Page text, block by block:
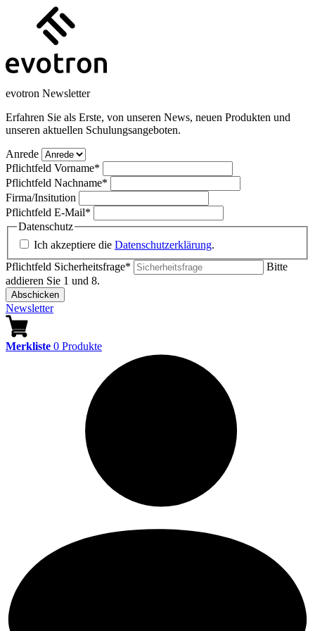
evotron Newsletter
Erfahren Sie als Erste, von unseren News, neuen Produkten und
unseren aktuellen Schulungsangeboten.
Anrede
Pflichtfeld Vorname*
Pflichtfeld Nachname*
Firma/Insitution
Pflichtfeld E-Mail*
Datenschutz
Ich akzeptiere die Datenschutzerklärung.
Pflichtfeld Sicherheitsfrage*
Bitte
addieren Sie 1 und 8.
Abschicken
Newsletter
Merkliste 0 Produkte